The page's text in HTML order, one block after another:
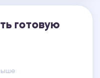
готовую